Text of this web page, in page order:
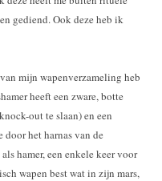
gediend. Ook deze heb ik
mijn wapenverzameling heb
heeft een zware, botte
out te slaan) en een
door het harnas van de
hamer, een enkele keer voor
wapen best wat in zijn mars,